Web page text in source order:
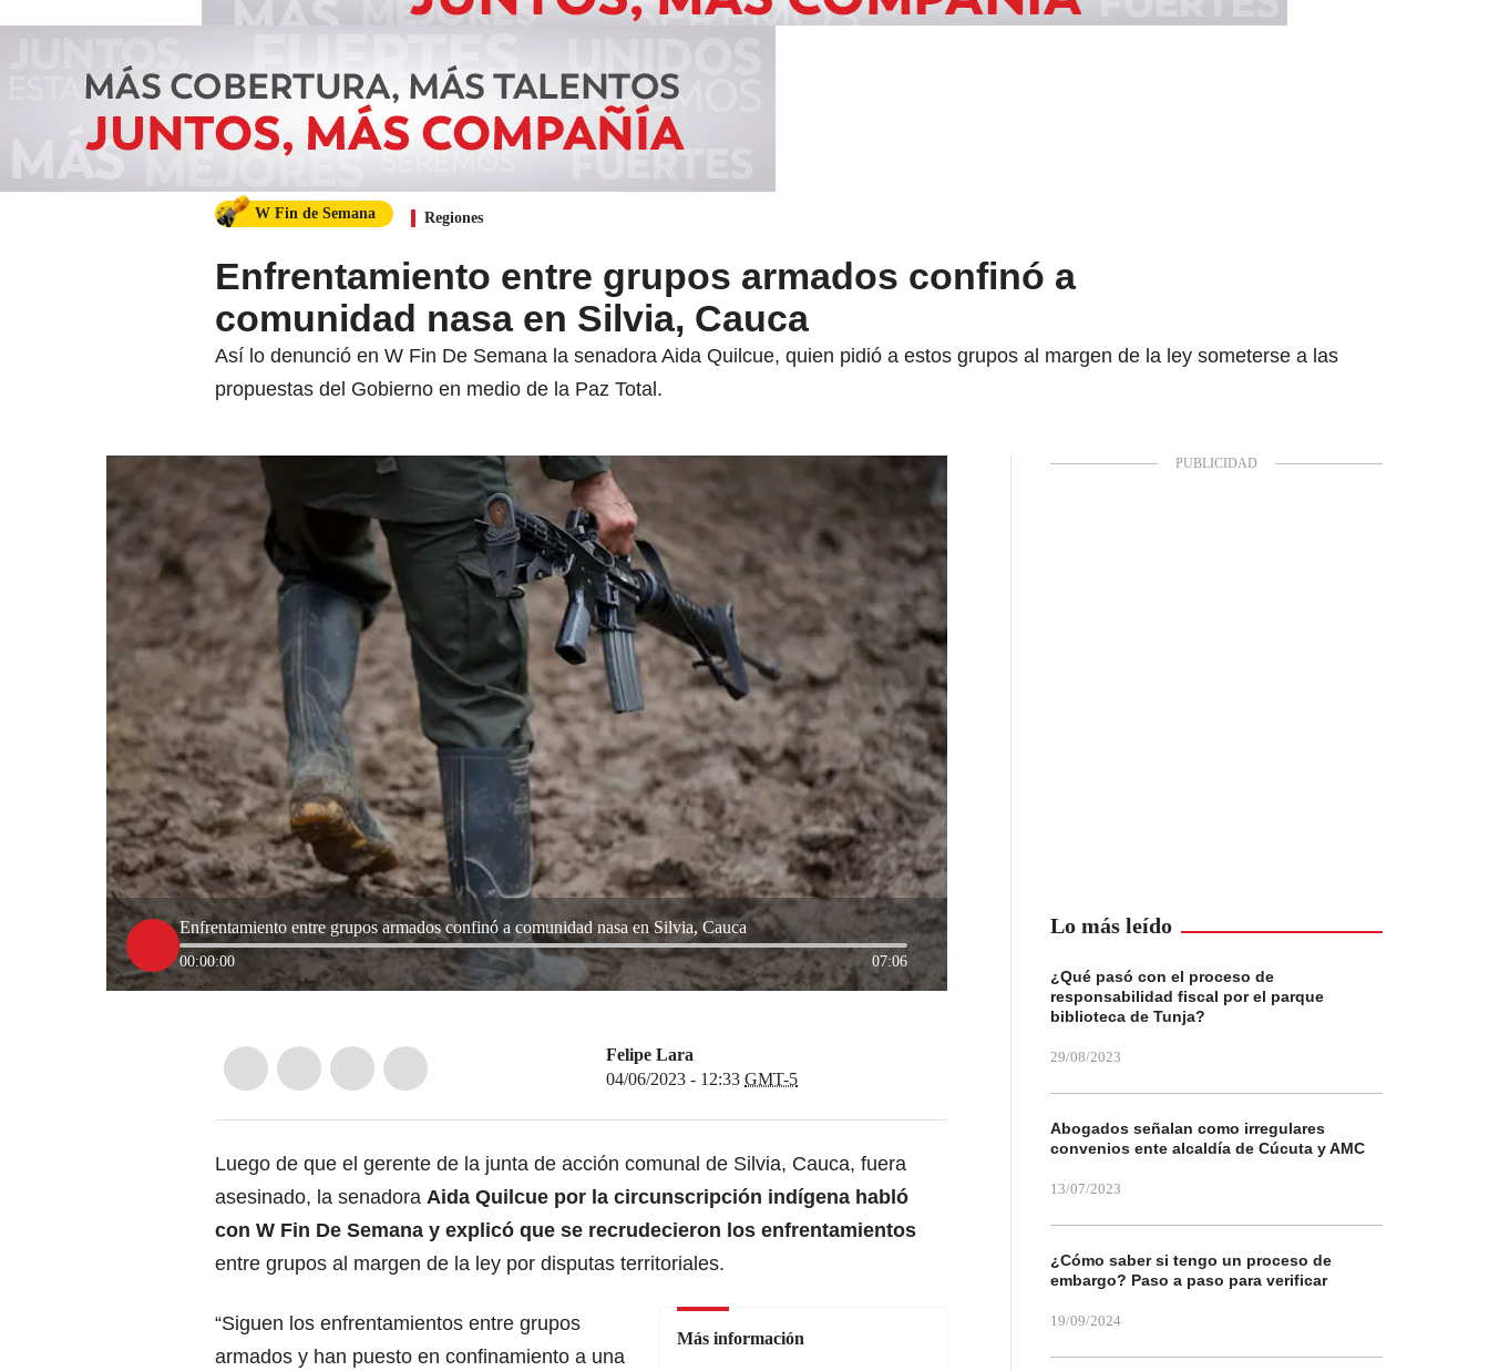
W Fin de Semana Regiones
Enfrentamiento entre grupos armados confinó a
comunidad nasa en Silvia, Cauca
Así lo denunció en W Fin De Semana la senadora Aida Quilcue, quien pidió a estos grupos al margen de la ley someterse a las
propuestas del Gobierno en medio de la Paz Total.
Enfrentamiento entre grupos armados confinó a comunidad nasa en Silvia, Cauca
00:00:00 07:06
Felipe Lara
04/06/2023 - 12:33 GMT-5
Luego de que el gerente de la junta de acción comunal de Silvia, Cauca, fuera
asesinado, la senadora Aida Quilcue por la circunscripción indígena habló
con W Fin De Semana y explicó que se recrudecieron los enfrentamientos
entre grupos al margen de la ley por disputas territoriales.
Más información
“Siguen los enfrentamientos entre grupos
armados y han puesto en confinamiento a una
Lo más leído
¿Qué pasó con el proceso de
responsabilidad fiscal por el parque
biblioteca de Tunja?
29/08/2023
Abogados señalan como irregulares
convenios ente alcaldía de Cúcuta y AMC
13/07/2023
¿Cómo saber si tengo un proceso de
embargo? Paso a paso para verificar
19/09/2024